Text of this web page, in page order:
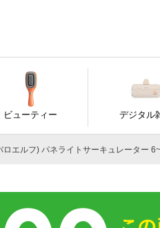
ビューティー デジタル
ロエルフ) パネライトサーキュレーター